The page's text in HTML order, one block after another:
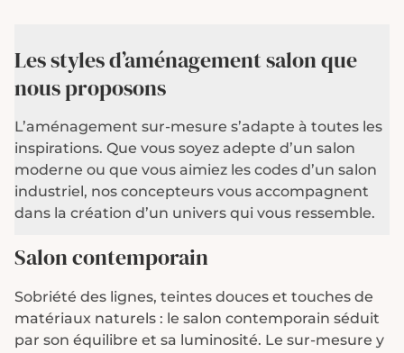
Les styles d’aménagement salon que
nous proposons
L’aménagement sur-mesure s’adapte à toutes les
inspirations. Que vous soyez adepte d’un salon
moderne ou que vous aimiez les codes d’un salon
industriel, nos concepteurs vous accompagnent
dans la création d’un univers qui vous ressemble.
Salon contemporain
Sobriété des lignes, teintes douces et touches de
matériaux naturels : le salon contemporain séduit
par son équilibre et sa luminosité. Le sur-mesure y